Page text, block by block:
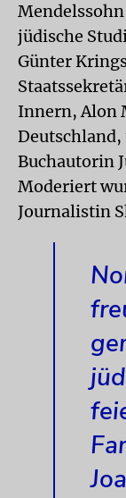
jüdische
Günter
Innern, Alon
Buchautorin
Moderiert
Journalistin